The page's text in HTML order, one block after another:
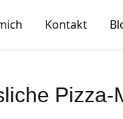
Kontakt
Pizza-